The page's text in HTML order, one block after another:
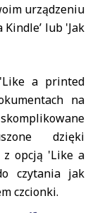
urządzeniu
lub 'Jak
a printed
na
dzięki
z opcją 'Like a
czytania jak
czcionki.